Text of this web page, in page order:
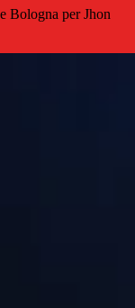
Bologna per Jhon